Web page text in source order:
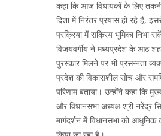
कहा कि आज विधायकों के लिए
दिशा में निरंतर प्रयास हो रहे हैं,
प्रक्रिया में सक्रिय भूमिका निभा
विजयवर्गीय ने मध्यप्रदेश के आठ
पुरस्कार मिलने पर भी प्रसन्नता
प्रदेश की विकासशील सोच और
परिणाम बताया। उन्होंने कहा कि
और विधानसभा अध्यक्ष श्री नरेंद्र
मार्गदर्शन में विधानसभा को